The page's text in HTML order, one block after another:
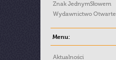
Znak JednymSłowem
Wydawnictwo Otwarte
Menu:
Aktualności